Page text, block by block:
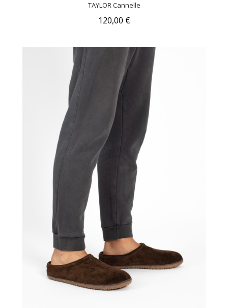
TAYLOR Cannelle
120,00 €